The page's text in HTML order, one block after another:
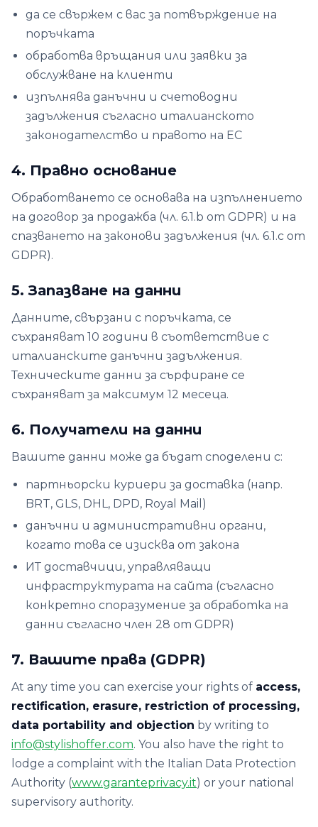
да се свържем с вас за потвърждение на
поръчката
обработва връщания или заявки за
обслужване на клиенти
изпълнява данъчни и счетоводни
задължения съгласно италианското
законодателство и правото на ЕС
4. Правно основание
Обработването се основава на изпълнението
на договор за продажба (чл. 6.1.b от GDPR) и на
спазването на законови задължения (чл. 6.1.c от
GDPR).
5. Запазване на данни
Данните, свързани с поръчката, се
съхраняват 10 години в съответствие с
италианските данъчни задължения.
Техническите данни за сърфиране се
съхраняват за максимум 12 месеца.
6. Получатели на данни
Вашите данни може да бъдат споделени с:
партньорски куриери за доставка (напр.
BRT, GLS, DHL, DPD, Royal Mail)
данъчни и административни органи,
когато това се изисква от закона
ИТ доставчици, управляващи
инфраструктурата на сайта (съгласно
конкретно споразумение за обработка на
данни съгласно член 28 от GDPR)
7. Вашите права (GDPR)
At any time you can exercise your rights of access,
rectification, erasure, restriction of processing,
data portability and objection by writing to
info@stylishoffer.com. You also have the right to
lodge a complaint with the Italian Data Protection
Authority (www.garanteprivacy.it) or your national
supervisory authority.